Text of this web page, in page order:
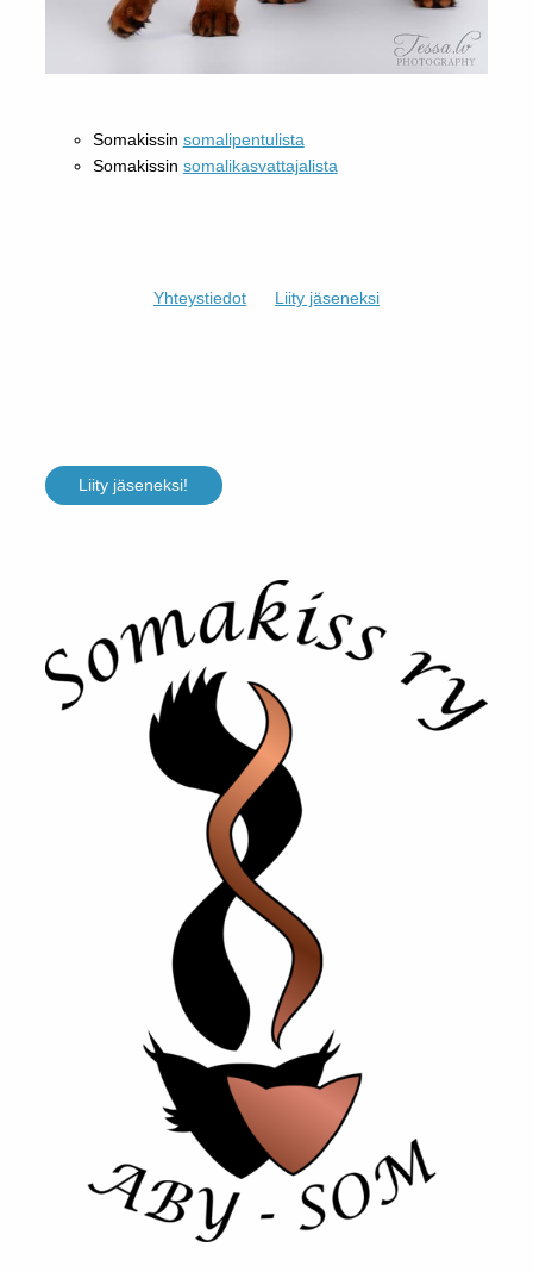
Liity jäseneksi!
Somakissin somalipentulista
Somakissin somalikasvattajalista
Yhteystiedot Liity jäseneksi